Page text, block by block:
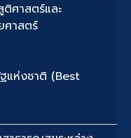
ศาสตร์และ
ศาสตร์
แห่งชาติ (Best